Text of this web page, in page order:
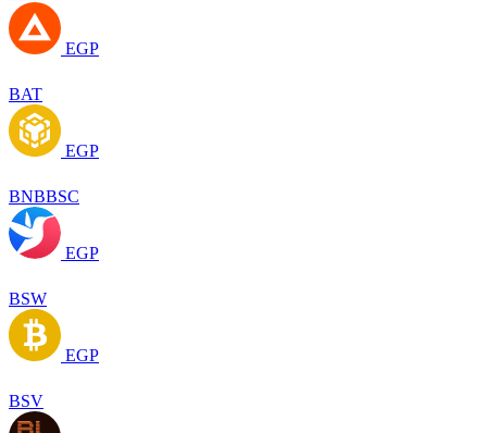
EGP
BAT
EGP
BNBBSC
EGP
BSW
EGP
BSV